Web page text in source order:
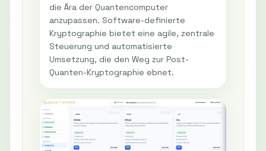
die Ära der Quantencomputer
anzupassen. Software-definierte
Kryptographie bietet eine agile, zentrale
Steuerung und automatisierte
Umsetzung, die den Weg zur Post-
Quanten-Kryptographie ebnet.